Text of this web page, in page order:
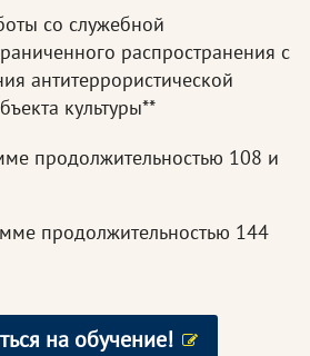
со служебной
распространения с
антитеррористической
культуры**
продолжительностью 108 и
продолжительностью 144
на обучение!